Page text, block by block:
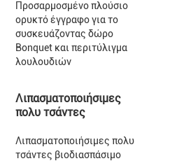
Προσαρμοσμένο πλούσιο
ορυκτό έγγραφο για το
συσκευάζοντας δώρο
Bonquet και περιτύλιγμα
λουλουδιών
Λιπασματοποιήσιμες
πολυ τσάντες
Λιπασματοποιήσιμες πολυ
τσάντες βιοδιασπάσιμο